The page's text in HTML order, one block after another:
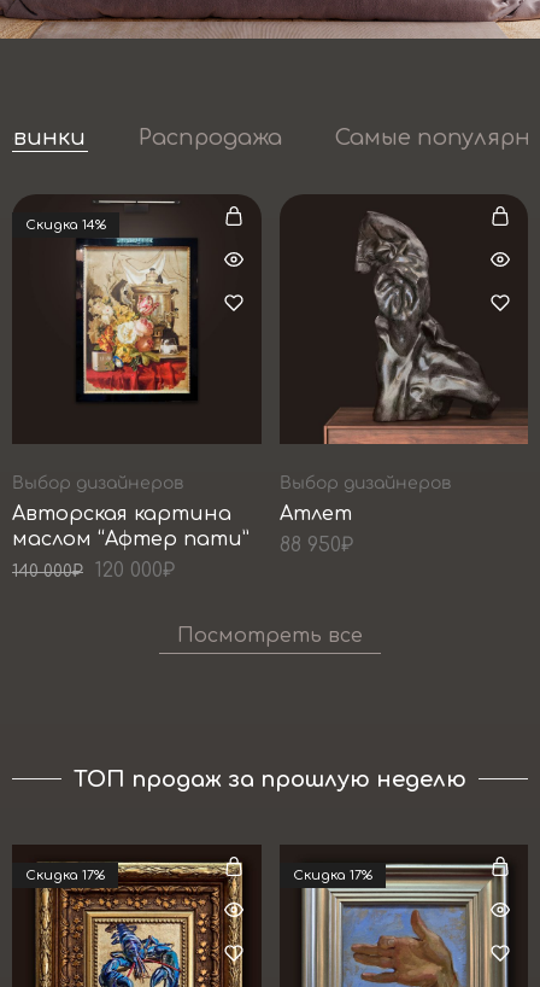
Распродажа Самые
Cкидка 14%
Выбор дизайнеров
Авторская картина
маслом “Афтер пати”
140 000₽ 120 000₽
Выбор дизайнеров
Атлет
88 950₽
Посмотреть все
ТОП продаж за прошлую неделю
Cкидка 17% Cкидка 17%